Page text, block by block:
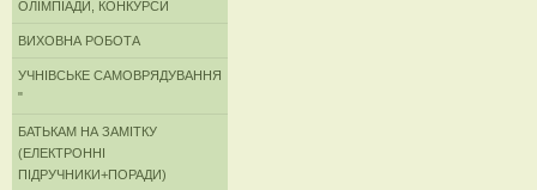
ОЛІМПІАДИ, КОНКУРСИ
ВИХОВНА РОБОТА
УЧНІВСЬКЕ САМОВРЯДУВАННЯ
"
БАТЬКАМ НА ЗАМІТКУ
(ЕЛЕКТРОННІ
ПІДРУЧНИКИ+ПОРАДИ)